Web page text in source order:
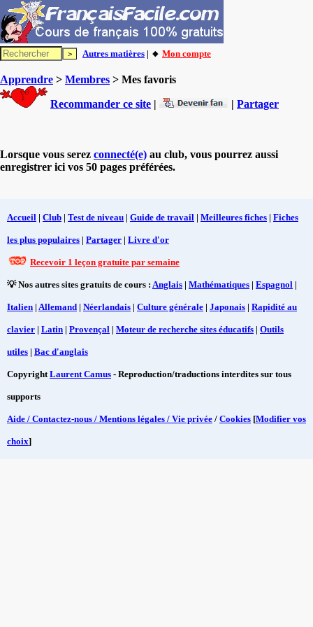
Autres matières | 🔸 Mon compte
Apprendre > Membres > Mes favoris
Recommander ce site | | Partager
Lorsque vous serez connecté(e) au club, vous pourrez aussi
enregistrer ici vos 50 pages préférées.
Accueil | Club | Test de niveau | Guide de travail | Meilleures fiches | Fiches
les plus populaires | Partager | Livre d'or
Recevoir 1 leçon gratuite par semaine
💡 Nos autres sites gratuits de cours : Anglais | Mathématiques | Espagnol |
Italien | Allemand | Néerlandais | Culture générale | Japonais | Rapidité au
clavier | Latin | Provençal | Moteur de recherche sites éducatifs | Outils
utiles | Bac d'anglais
CopyrightLaurent Camus - Reproduction/traductions interdites sur tous
supports
Aide / Contactez-nous / Mentions légales / Vie privée / Cookies [Modifier vos
choix]